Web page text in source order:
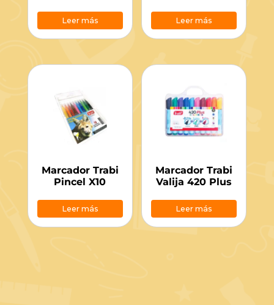
Leer más Leer más
Marcador Trabi
Pincel X10
Leer más
Marcador Trabi
Valija 420 Plus
Leer más